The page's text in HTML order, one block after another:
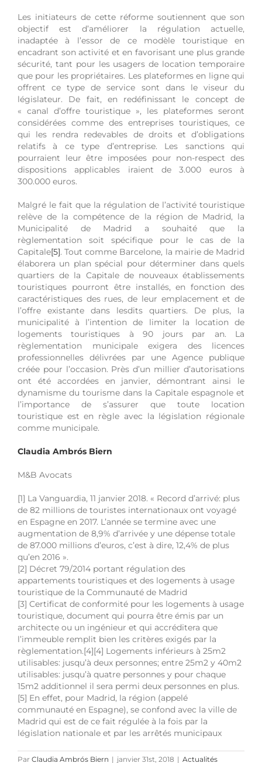
Les initiateurs de cette réforme soutiennent que son
objectif est d’améliorer la régulation actuelle,
inadaptée à l’essor de ce modèle touristique en
encadrant son activité et en favorisant une plus grande
sécurité, tant pour les usagers de location temporaire
que pour les propriétaires. Les plateformes en ligne qui
offrent ce type de service sont dans le viseur du
législateur. De fait, en redéfinissant le concept de
« canal d’offre touristique », les plateformes seront
considérées comme des entreprises touristiques, ce
qui les rendra redevables de droits et d’obligations
relatifs à ce type d’entreprise. Les sanctions qui
pourraient leur être imposées pour non-respect des
dispositions applicables iraient de 3.000 euros à
300.000 euros.
Malgré le fait que la régulation de l’activité touristique
relève de la compétence de la région de Madrid, la
Municipalité de Madrid a souhaité que la
règlementation soit spécifique pour le cas de la
Capitale[5]. Tout comme Barcelone, la mairie de Madrid
élaborera un plan spécial pour déterminer dans quels
quartiers de la Capitale de nouveaux établissements
touristiques pourront être installés, en fonction des
caractéristiques des rues, de leur emplacement et de
l’offre existante dans lesdits quartiers. De plus, la
municipalité à l’intention de limiter la location de
logements touristiques à 90 jours par an. La
règlementation municipale exigera des licences
professionnelles délivrées par une Agence publique
créée pour l’occasion. Près d’un millier d’autorisations
ont été accordées en janvier, démontrant ainsi le
dynamisme du tourisme dans la Capitale espagnole et
l’importance de s’assurer que toute location
touristique est en règle avec la législation régionale
comme municipale.
Claudia Ambrós Biern
M&B Avocats
[1] La Vanguardia, 11 janvier 2018. « Record d’arrivé: plus
de 82 millions de touristes internationaux ont voyagé
en Espagne en 2017. L’année se termine avec une
augmentation de 8,9% d’arrivée y une dépense totale
de 87.000 millions d’euros, c’est à dire, 12,4% de plus
qu’en 2016 ».
[2] Décret 79/2014 portant régulation des
appartements touristiques et des logements à usage
touristique de la Communauté de Madrid
[3] Certificat de conformité pour les logements à usage
touristique, document qui pourra être émis par un
architecte ou un ingénieur et qui accréditera que
l’immeuble remplit bien les critères exigés par la
règlementation.[4][4] Logements inférieurs à 25m2
utilisables: jusqu’à deux personnes; entre 25m2 y 40m2
utilisables: jusqu’à quatre personnes y pour chaque
15m2 additionnel il sera permi deux personnes en plus.
[5] En effet, pour Madrid, la région (appelé
communauté en Espagne), se confond avec la ville de
Madrid qui est de ce fait régulée à la fois par la
législation nationale et par les arrêtés municipaux
Par Claudia Ambrós Biern | janvier 31st, 2018 | Actualités